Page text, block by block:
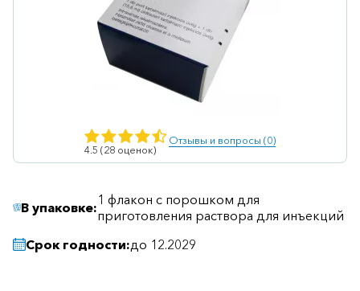
Ветеринарные
Витаминные
Гематологические
Гепатопротекторы
Гинекология
Гормональные
Дерматологические
4.5 (28 оценок)
Отзывы и вопросы (0)
В упаковке:1 флакон с порошком для
приготовления раствора для инъекций
Срок годности:до 12.2029